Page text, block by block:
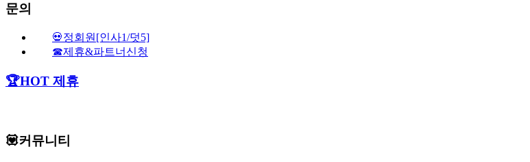
문의
💀정회원[인사1/덧5]
☎제휴&파트너신청
🏆HOT 제휴
💟커뮤니티